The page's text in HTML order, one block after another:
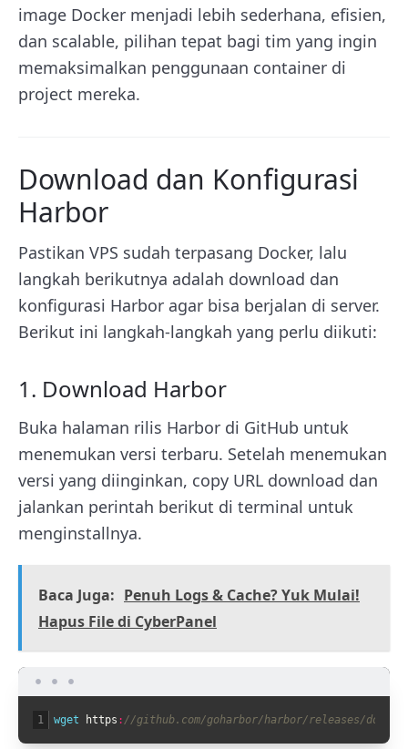
image Docker menjadi lebih sederhana, efisien,
dan scalable, pilihan tepat bagi tim yang ingin
memaksimalkan penggunaan container di
project mereka.
Download dan Konfigurasi
Harbor
Pastikan VPS sudah terpasang Docker, lalu
langkah berikutnya adalah download dan
konfigurasi Harbor agar bisa berjalan di server.
Berikut ini langkah-langkah yang perlu diikuti:
1. Download Harbor
Buka halaman rilis Harbor di GitHub untuk
menemukan versi terbaru. Setelah menemukan
versi yang diinginkan, copy URL download dan
jalankan perintah berikut di terminal untuk
menginstallnya.
Baca Juga: Penuh Logs & Cache? Yuk Mulai!
Hapus File di CyberPanel
1 wget https : //github.com/goharbor/harbor/releases/